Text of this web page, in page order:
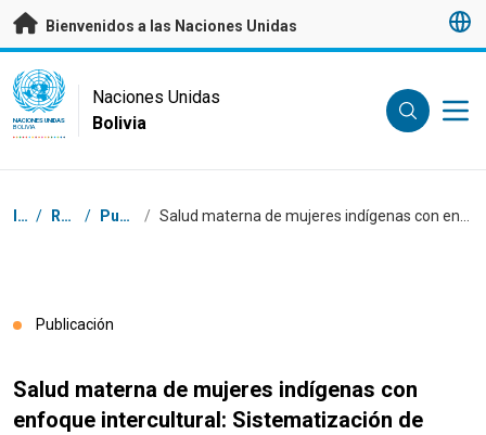
Saltar a contenido principal
Bienvenidos a las Naciones Unidas
UN Logo
NACIONES UNIDAS
BOLIVIA
Naciones Unidas
Bolivia
Coordenadas dentro de la ruta de navegación
Inicio / Recursos / Publicaciones /
Publicación
Salud materna de mujeres indígenas con
enfoque intercultural: Sistematización de